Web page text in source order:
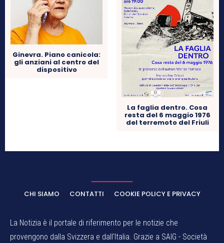
Ginevra. Piano canicola:
gli anziani al centro del
dispositivo
La faglia dentro. Cosa
resta del 6 maggio 1976
del terremoto del Friuli
CHI SIAMO CONTATTI COOKIE POLICY E PRIVACY
La Notizia è il portale di riferimento per le notizie che
provengono dalla Svizzera e dall'Italia. Grazie a SAIG - Società